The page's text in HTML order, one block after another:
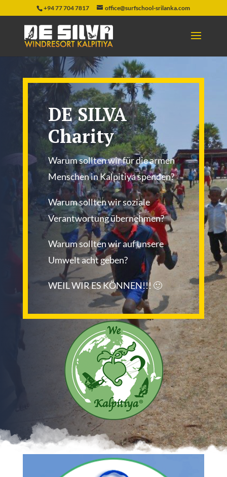
+94 77 704 7817 office@surfschool-srilanka.com
DE SILVA
Charity
Warum sollten wir für die armen
Menschen in Kalpitiya spenden?
Warum sollten wir soziale
Verantwortung übernehmen?
Warum sollten wir auf unsere
Umwelt acht geben?
WEIL WIR ES KÖNNEN!!! 🙂